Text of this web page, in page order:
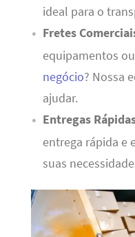
ideal para o
Fretes
equipamentos
negócio? Nossa
ajudar.
Entregas
entrega rápida e
suas